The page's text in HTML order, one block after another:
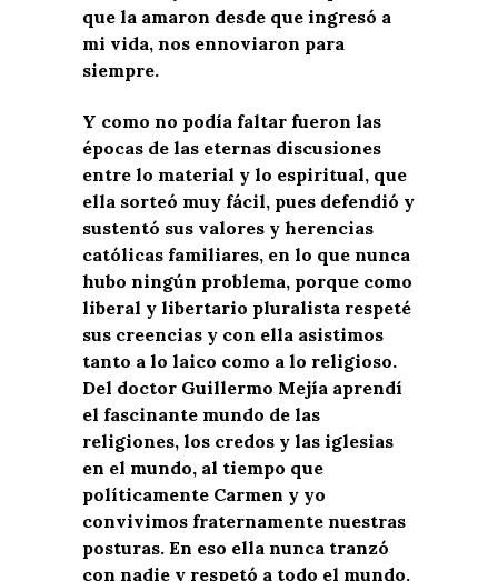
que la amaron desde que ingresó a
mi vida, nos ennoviaron para
siempre.
Y como no podía faltar fueron las
épocas de las eternas discusiones
entre lo material y lo espiritual, que
ella sorteó muy fácil, pues defendió y
sustentó sus valores y herencias
católicas familiares, en lo que nunca
hubo ningún problema, porque como
liberal y libertario pluralista respeté
sus creencias y con ella asistimos
tanto a lo laico como a lo religioso.
Del doctor Guillermo Mejía aprendí
el fascinante mundo de las
religiones, los credos y las iglesias
en el mundo, al tiempo que
políticamente Carmen y yo
convivimos fraternamente nuestras
posturas. En eso ella nunca tranzó
con nadie y respetó a todo el mundo.